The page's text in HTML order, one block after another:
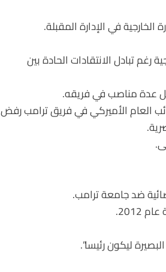
في الإدارة المقبلة.
تبادل الانتقادات الحادة بين
عدة مناصب في فريقه.
العام الأميركي في فريق ترامب رفض
ليكون رئيسا”.